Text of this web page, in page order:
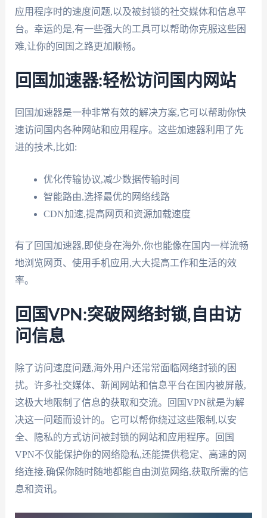
应用程序时的速度问题,以及被封锁的社交媒体和信息平
台。幸运的是,有一些强大的工具可以帮助你克服这些困
难,让你的回国之路更加顺畅。
回国加速器:轻松访问国内网站
回国加速器是一种非常有效的解决方案,它可以帮助你快
速访问国内各种网站和应用程序。这些加速器利用了先
进的技术,比如:
优化传输协议,减少数据传输时间
智能路由,选择最优的网络线路
CDN加速,提高网页和资源加载速度
有了回国加速器,即使身在海外,你也能像在国内一样流畅
地浏览网页、使用手机应用,大大提高工作和生活的效
率。
回国VPN:突破网络封锁,自由访
问信息
除了访问速度问题,海外用户还常常面临网络封锁的困
扰。许多社交媒体、新闻网站和信息平台在国内被屏蔽,
这极大地限制了信息的获取和交流。回国VPN就是为解
决这一问题而设计的。它可以帮你绕过这些限制,以安
全、隐私的方式访问被封锁的网站和应用程序。回国
VPN不仅能保护你的网络隐私,还能提供稳定、高速的网
络连接,确保你随时随地都能自由浏览网络,获取所需的信
息和资讯。